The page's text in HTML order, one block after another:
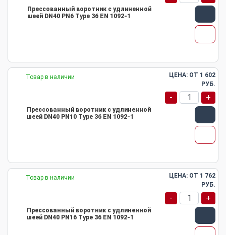
Прессованный воротник с удлиненной
шеей DN40 PN6 Type 36 EN 1092-1
Товар в наличии
Прессованный воротник с удлиненной
шеей DN40 PN10 Type 36 EN 1092-1
ЦЕНА: ОТ 1 602
РУБ.
- +
Товар в наличии
Прессованный воротник с удлиненной
шеей DN40 PN16 Type 36 EN 1092-1
ЦЕНА: ОТ 1 762
РУБ.
- +